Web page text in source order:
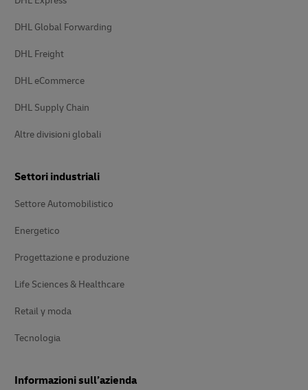
DHL Global Forwarding
DHL Freight
DHL eCommerce
DHL Supply Chain
Altre divisioni globali
Settori industriali
Settore Automobilistico
Energetico
Progettazione e produzione
Life Sciences & Healthcare
Retail y moda
Tecnologia
Informazioni sull’azienda